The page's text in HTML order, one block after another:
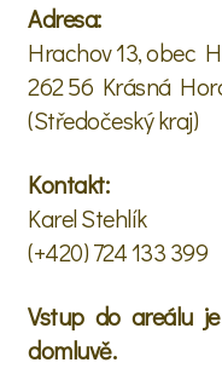
Adresa:
Hrachov 13, obec
262 56 Krásná
(Středočeský kraj)
Kontakt:
Karel Stehlík
(+420) 724 133 399
Vstup do areálu
domluvě.